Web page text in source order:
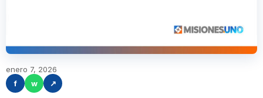
enero 7, 2026
f
w ↗